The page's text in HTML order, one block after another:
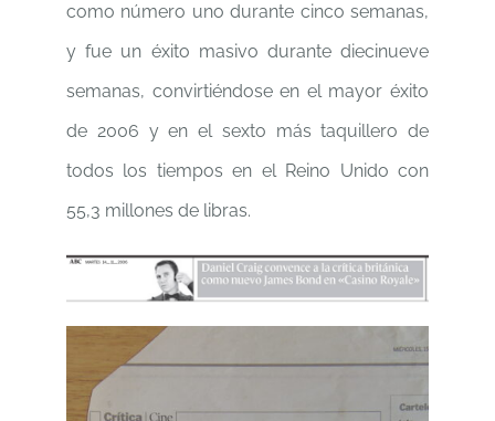
como número uno durante cinco semanas,
y fue un éxito masivo durante diecinueve
semanas, convirtiéndose en el mayor éxito
de 2006 y en el sexto más taquillero de
todos los tiempos en el Reino Unido con
55,3 millones de libras.